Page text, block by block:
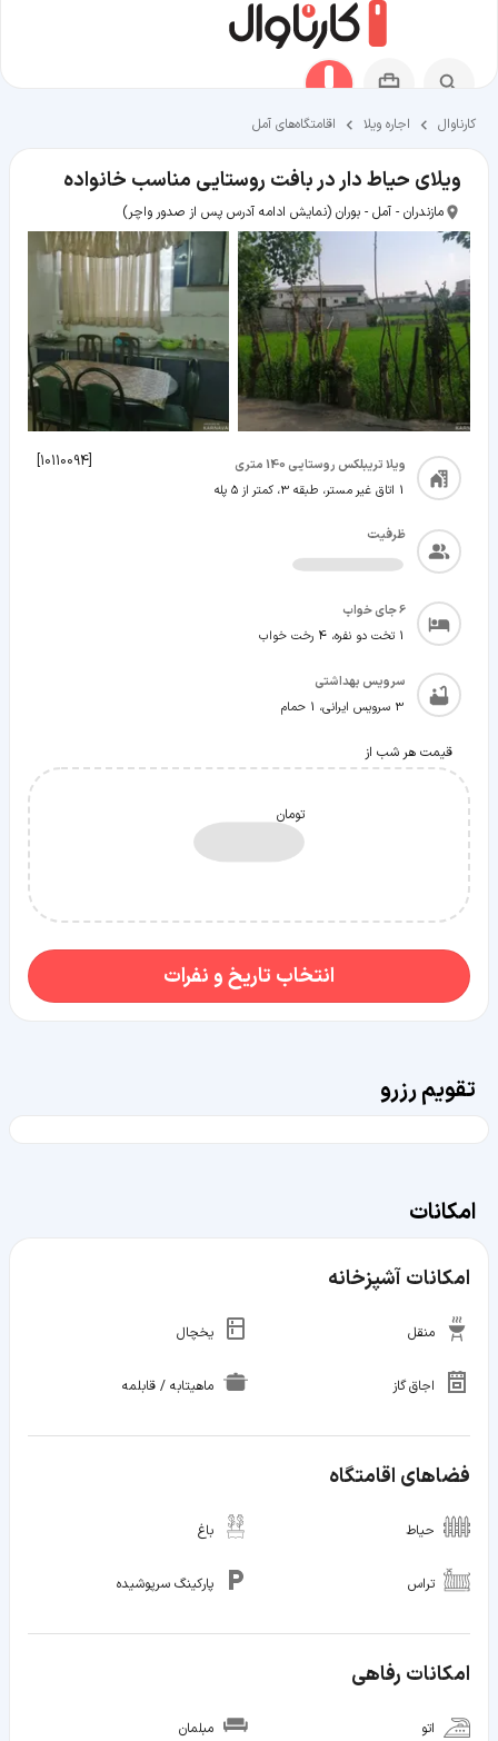
تقویم رزرو
امکانات
امکانات آشپزخانه
منقل یخچال
اجاق گاز ماهیتابه / قابلمه
فضاهای اقامتگاه
حیاط باغ
تراس پارکینگ سرپوشیده
امکانات رفاهی
اتو مبلمان
کارناوال اجاره ویلا اقامتگاه‌های آمل
ویلای حیاط دار در بافت روستایی مناسب خانواده
مازندران - آمل - بوران (نمایش ادامه آدرس پس از صدور واچر)
[
10110094
]
ویلا تریبلکس روستایی 140 متری
1 اتاق غیر مستر، طبقه 3، کمتر از ۵ پله
ظرفیت
6جای خواب
1 تخت دو نفره، 4 رخت خواب
سرویس بهداشتی
3 سرویس ایرانی، 1 حمام
قیمت هر شب از
تومان
انتخاب تاریخ و نفرات